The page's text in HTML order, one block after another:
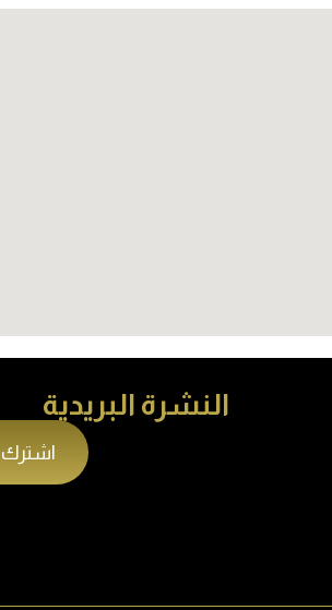
النشرة البريدية
اشترك